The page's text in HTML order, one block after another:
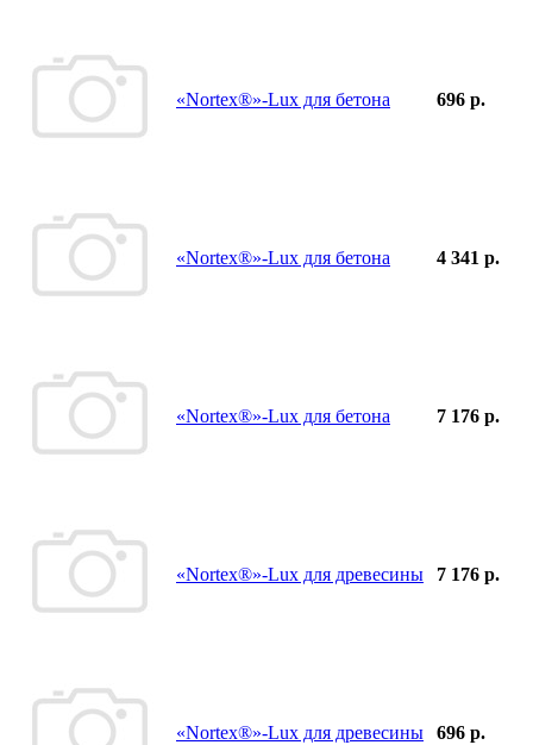
«Nortex®»-Lux для бетона 696 р.
«Nortex®»-Lux для бетона 4 341 р.
«Nortex®»-Lux для бетона 7 176 р.
«Nortex®»-Lux для древесины 7 176 р.
«Nortex®»-Lux для древесины 696 р.